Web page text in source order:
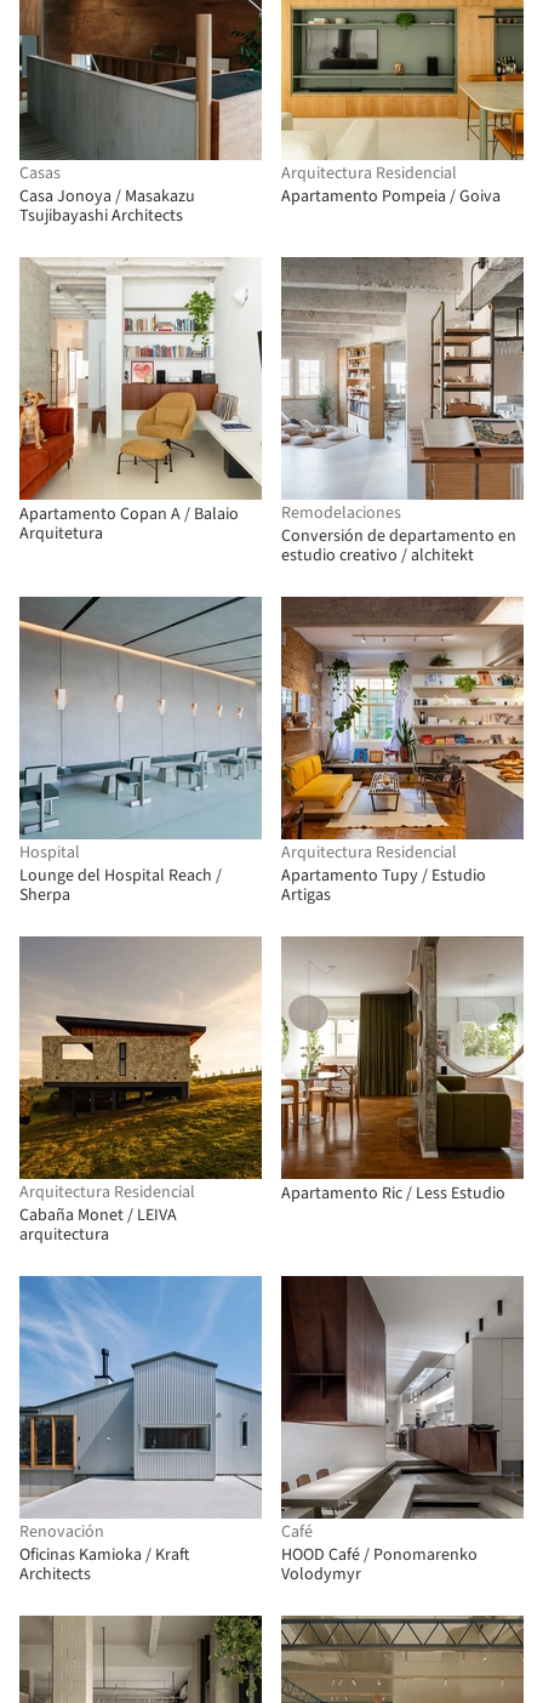
Casas
Casa Jonoya / Masakazu
Tsujibayashi Architects
Arquitectura Residencial
Apartamento Pompeia / Goiva
Apartamento Copan A / Balaio
Arquitetura
Remodelaciones
Conversión de departamento en
estudio creativo / alchitekt
Hospital
Lounge del Hospital Reach /
Sherpa
Arquitectura Residencial
Apartamento Tupy / Estudio
Artigas
Arquitectura Residencial
Cabaña Monet / LEIVA
arquitectura
Apartamento Ric / Less Estudio
Renovación
Oficinas Kamioka / Kraft
Architects
Café
HOOD Café / Ponomarenko
Volodymyr